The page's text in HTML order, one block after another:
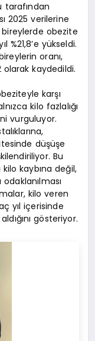
tarafından
2025 verilerine
obezite
%21,8’e yükseldi.
oranı,
olarak kaydedildi.
karşı
kilo fazlalığı
vurguluyor.
düşüşe
Bu
kaybına değil,
kilo veren
yıl içerisinde
gösteriyor.